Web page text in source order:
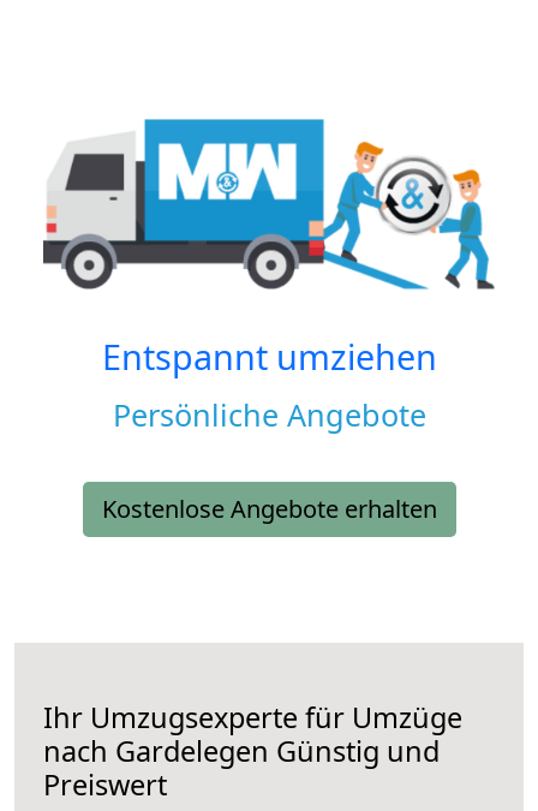
Entspannt umziehen
Persönliche Angebote
Kostenlose Angebote erhalten
Ihr Umzugsexperte für Umzüge
nach Gardelegen Günstig und
Preiswert